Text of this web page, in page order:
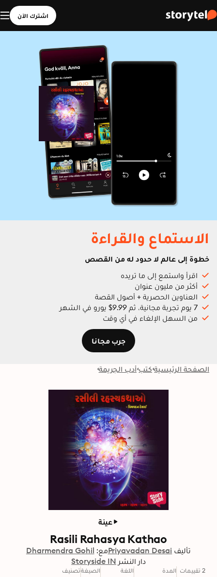
اشترك الآن
الاستماع والقراءة
خطوة إلى عالم لا حدود له من القصص
اقرأ واستمع إلى ما تريده
أكثر من مليون عنوان
العناوين الحصرية + أصول القصة
7 يوم تجربة مجانية، ثم 9.99$ يورو في الشهر
من السهل الإلغاء في أي وقت
جرب مجانا
الصفحة الرئيسية كتب أدب الجريمة
عينة
Rasili Rahasya Kathao
تأليف Priyavadan Desaiمع: Dharmendra Gohil
دار النشر Storyside IN
2 تقييمات المدة اللغة الصيغةتصنيف